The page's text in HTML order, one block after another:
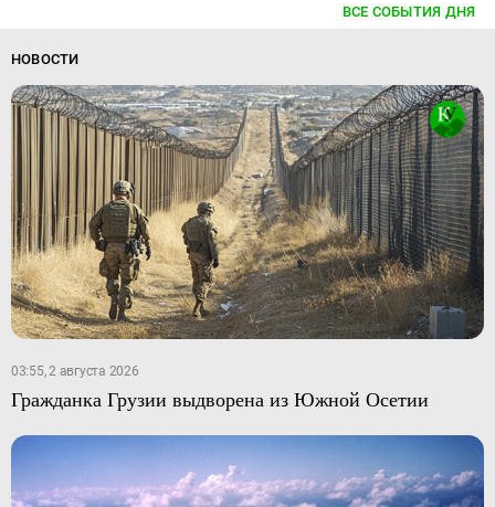
ВСЕ СОБЫТИЯ ДНЯ
НОВОСТИ
03:55, 2 августа 2026
Гражданка Грузии выдворена из Южной Осетии